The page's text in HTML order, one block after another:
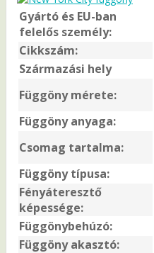
Gyártó és EU-ban
felelős személy:
Cikkszám:
Származási hely
Függöny mérete:
Függöny anyaga:
Csomag tartalma:
Függöny típusa:
Fényáteresztő
képessége:
Függönybehúzó:
Függöny akasztó: